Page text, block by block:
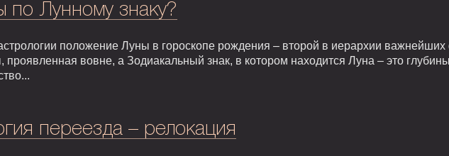
по Лунному знаку?
положение Луны в гороскопе рождения – второй в иерархии
проявленная вовне, а Зодиакальный знак, в котором находится Луна – это
переезда – релокация